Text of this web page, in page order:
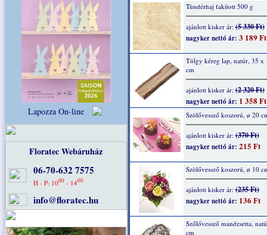
Lapozza On-line
Floratec Webáruház
06-70-632 7575
H - P: 1000 - 1400
info@floratec.hu
Tündérhaj fakított 500 g
ajánlott kisker ár:(5 330 Ft)
nagyker nettó ár: 3 189 Ft
Tölgy kéreg lap, natúr, 35 x
cm
ajánlott kisker ár:(2 320 Ft)
nagyker nettó ár: 1 358 Ft
Szölővessző koszorú, ø 20
ajánlott kisker ár:(370 Ft)
nagyker nettó ár: 215 Ft
Szölővessző koszorú, ø 10
ajánlott kisker ár:(235 Ft)
nagyker nettó ár: 136 Ft
Szőlővessző mandzsetta,
cm